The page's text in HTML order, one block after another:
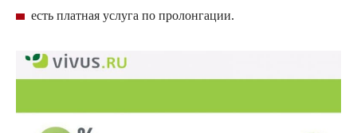
есть платная услуга по пролонгации.